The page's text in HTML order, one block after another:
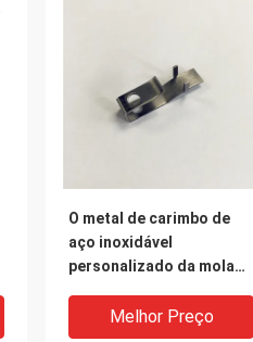
O metal de carimbo de
aço inoxidável
personalizado da mola
Melhor Preço